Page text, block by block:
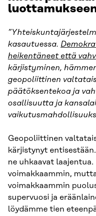
kasautuessa.
heikentäneet että
kärjistyminen,
geopoliittinen
päätöksentekoa ja
osallisuutta ja
Geopoliittinen
kärjistynyt
ne uhkaavat
voimakkaammin,
voimakkaammin
supervuosi ja
löydämme tien